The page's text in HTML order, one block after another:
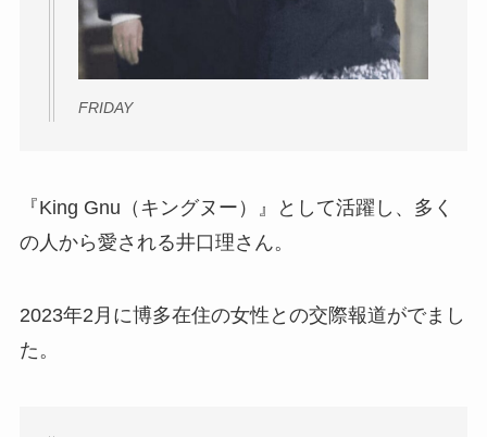
FRIDAY
『King Gnu（キングヌー）』として活躍し、多く
の人から愛される井口理さん。
2023年2月に博多在住の女性との交際報道がでまし
た。